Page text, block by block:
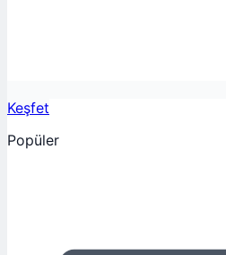
Keşfet
Popüler